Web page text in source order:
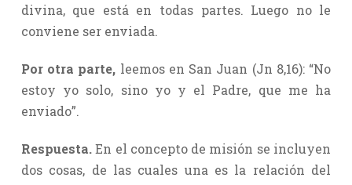
divina, que está en todas partes. Luego no le
conviene ser enviada.
Por otra parte, leemos en San Juan (Jn 8,16): “No
estoy yo solo, sino yo y el Padre, que me ha
enviado”.
Respuesta.En el concepto de misión se incluyen
dos cosas, de las cuales una es la relación del